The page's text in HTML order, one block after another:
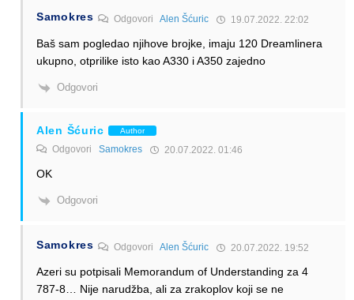
Samokres Odgovori Alen Šćuric 19.07.2022. 22:02
Baš sam pogledao njihove brojke, imaju 120 Dreamlinera
ukupno, otprilike isto kao A330 i A350 zajedno
Odgovori
Alen Šćuric Author
Odgovori Samokres 20.07.2022. 01:46
OK
Odgovori
Samokres Odgovori Alen Šćuric 20.07.2022. 19:52
Azeri su potpisali Memorandum of Understanding za 4
787-8… Nije narudžba, ali za zrakoplov koji se ne